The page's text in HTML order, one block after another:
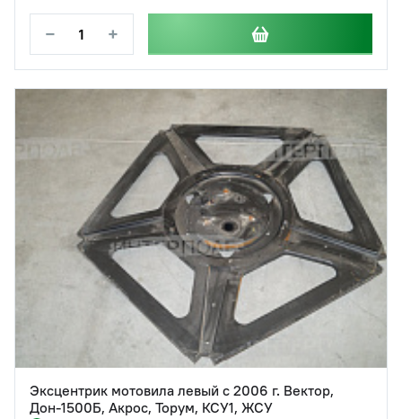
− +
Эксцентрик мотовила левый с 2006 г. Вектор,
Дон-1500Б, Акрос, Торум, КСУ1, ЖСУ